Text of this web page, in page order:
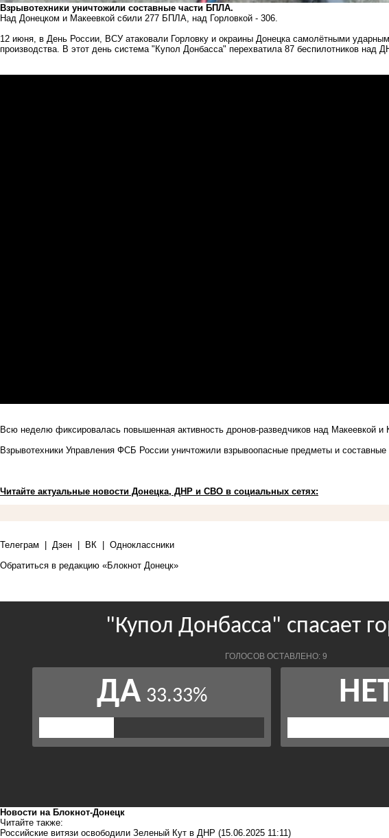
Взрывотехники уничтожили составные части БПЛА.
Над Донецком и Макеевкой сбили 277 БПЛА, над Горловкой - 306.
12 июня, в День России, ВСУ атаковали Горловку и окраины Донецка самолётными
производства. В этот день система "Купол Донбасса" перехватила 87 беспилотников над
Всю неделю фиксировалась повышенная активность дронов-разведчиков над Макеевкой и
Взрывотехники Управления ФСБ России уничтожили взрывоопасные предметы и
Читайте актуальные новости Донецка, ДНР и СВО в социальных сетях:
Телеграм | Дзен | ВК | Одноклассники
Обратиться в редакцию «Блокнот Донецк»
Новости на Блoкнoт-Донецк
Читайте также:
Российские витязи освободили Зеленый Кут в ДНР (15.06.2025 11:11)